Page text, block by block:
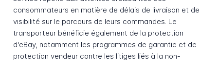
consommateurs en matière de délais de livraison et de
visibilité sur le parcours de leurs commandes. Le
transporteur bénéficie également de la protection
d'eBay, notamment les programmes de garantie et de
protection vendeur contre les litiges liés à la non-